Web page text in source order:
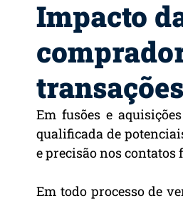
Impacto
Em fusões e
qualificada de
e precisão nos contatos
Em todo processo de